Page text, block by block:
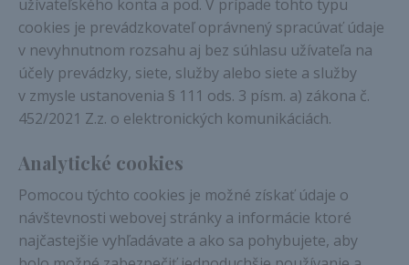
užívateľského konta a pod. V prípade tohto typu
cookies je prevádzkovateľ oprávnený spracúvať údaje
v nevyhnutnom rozsahu aj bez súhlasu užívateľa na
účely prevádzky, siete, služby alebo siete a služby
v zmysle ustanovenia § 111 ods. 3 písm. a) zákona č.
452/2021 Z.z. o elektronických komunikáciách.
Analytické cookies
Pomocou týchto cookies je možné získať údaje o
návštevnosti webovej stránky a informácie ktoré
najčastejšie vyhľadávate a ako sa pohybujete, aby